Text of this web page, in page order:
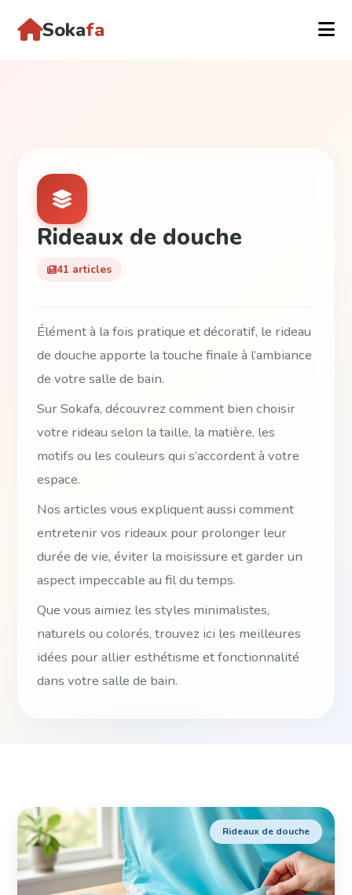
Sokafa
Rideaux de douche
41 articles
Élément à la fois pratique et décoratif, le rideau
de douche apporte la touche finale à l’ambiance
de votre salle de bain.
Sur Sokafa, découvrez comment bien choisir
votre rideau selon la taille, la matière, les
motifs ou les couleurs qui s’accordent à votre
espace.
Nos articles vous expliquent aussi comment
entretenir vos rideaux pour prolonger leur
durée de vie, éviter la moisissure et garder un
aspect impeccable au fil du temps.
Que vous aimiez les styles minimalistes,
naturels ou colorés, trouvez ici les meilleures
idées pour allier esthétisme et fonctionnalité
dans votre salle de bain.
Rideaux de douche